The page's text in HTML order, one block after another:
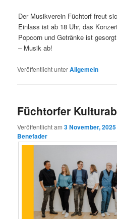
Der Musikverein Füchtorf freut
Einlass ist ab 18 Uhr, das
Popcorn und Getränke ist
– Musik ab!
Veröffentlicht unterAllgemein
Füchtorfer
Veröffentlicht am3 November, 2025
Benefader